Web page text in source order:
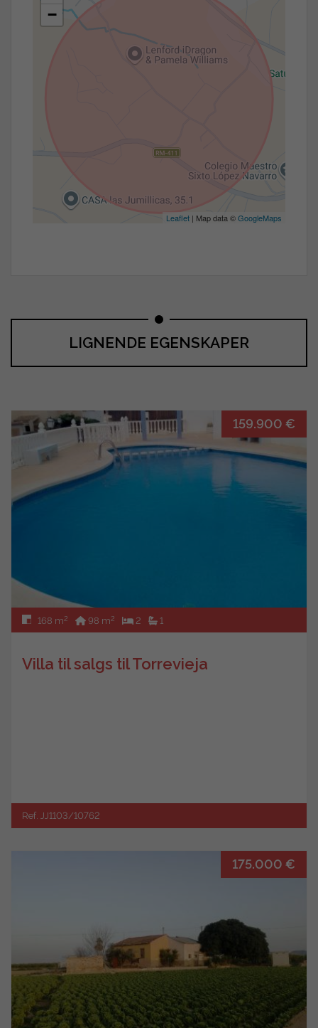
−
Leaflet | Map data ©GoogleMaps
LIGNENDE EGENSKAPER
159.900 €
168 m2 98 m2 2 1
Villa til salgs til Torrevieja
Ref. JJ1103/10762
175.000 €